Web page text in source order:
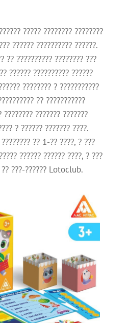
????? ???????? ????????
?????? ?????????? ??????.
?? ?????????? ???????? ???
?????? ?????????? ??????
???????? ? ???????????
?? ???????????
??????? ???????
? ?????? ??????? ????.
?? 1-?? ????, ? ???
?????? ?????? ????, ? ???
?? ???-?????? Lotoclub.